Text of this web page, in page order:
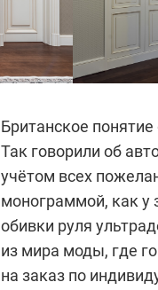
Британское
Так говорили об
учётом всех
монограммой, как у
обивки руля
из мира моды, где
на заказ по